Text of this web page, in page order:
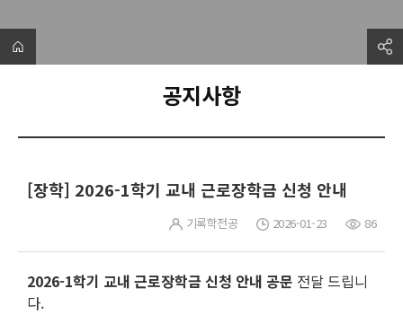
공지사항
[장학] 2026-1학기 교내 근로장학금 신청 안내
기록학전공 2026-01-23 86
2026-1학기 교내 근로장학금 신청 안내 공문 전달 드립니
다.